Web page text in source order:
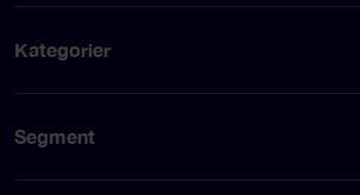
Kategorier
Segment